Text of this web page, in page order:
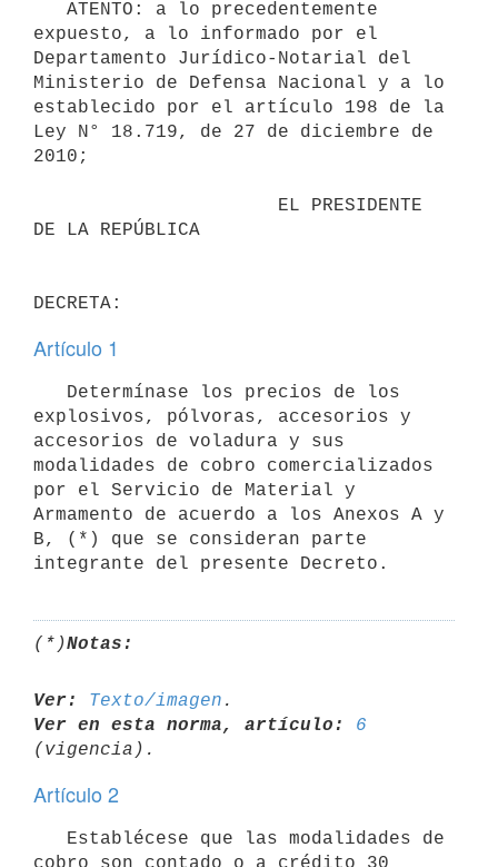
expuesto, a lo informado por el
Departamento Jurídico-Notarial del
Ministerio de Defensa Nacional y a lo
establecido por el artículo 198 de la
Ley N° 18.719, de 27 de diciembre de
2010;
DE LA REPÚBLICA
Artículo 1
explosivos, pólvoras, accesorios y
accesorios de voladura y sus
modalidades de cobro comercializados
por el Servicio de Material y
Armamento de acuerdo a los Anexos A y
B, (*) que se consideran parte
integrante del presente Decreto.
(*)Notas:
Ver: Texto/imagen
Ver en esta norma, artículo:
6
Artículo 2